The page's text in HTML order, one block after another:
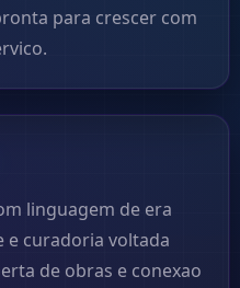
para crescer com
linguagem de era
e curadoria voltada
de obras e conexao